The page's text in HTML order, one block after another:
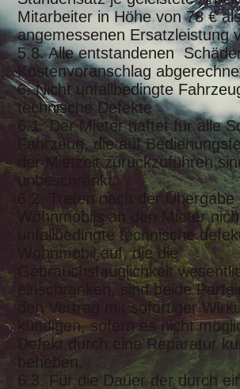
Mitarbeiter in Höhe von 78 €
angemessenen Ersatzleistung
5.8. Alle entstandenen
Kostenvoranschlag
6. Nicht unfallbedingte
technische Defekte
6.1. Der Mieter haftet für alle
Fahrzeug, die auf
der Mietzeit zurückzuführen
unbeschränkt.
6.2. Treten nach der Übergabe
Wohnmobils an den Mieter
unfallbedingte technische
Wohnmobil auf, die die
Gebrauchstauglichkeit
einschränken, sind beide
den Vertrag mit sofortiger
kündigen, sofern es nicht
Defekt durch eine Reparatur
beheben.
6.3. Für die Dauer der durch